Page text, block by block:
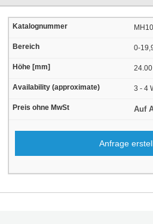
0-
24.00
3 - 4
Auf
Anfrage